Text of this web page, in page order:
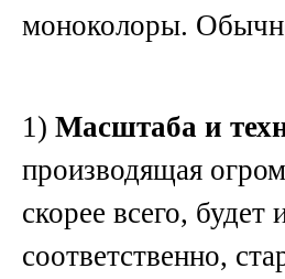
моноколоры.
1) Масштаба и
производящая
скорее всего,
соответственно,